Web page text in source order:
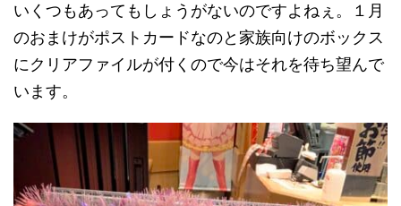
いくつもあってもしょうがないのですよねぇ。１月
のおまけがポストカードなのと家族向けのボックス
にクリアファイルが付くので今はそれを待ち望んで
います。